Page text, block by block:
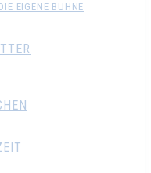
EIGENE BÜHNE